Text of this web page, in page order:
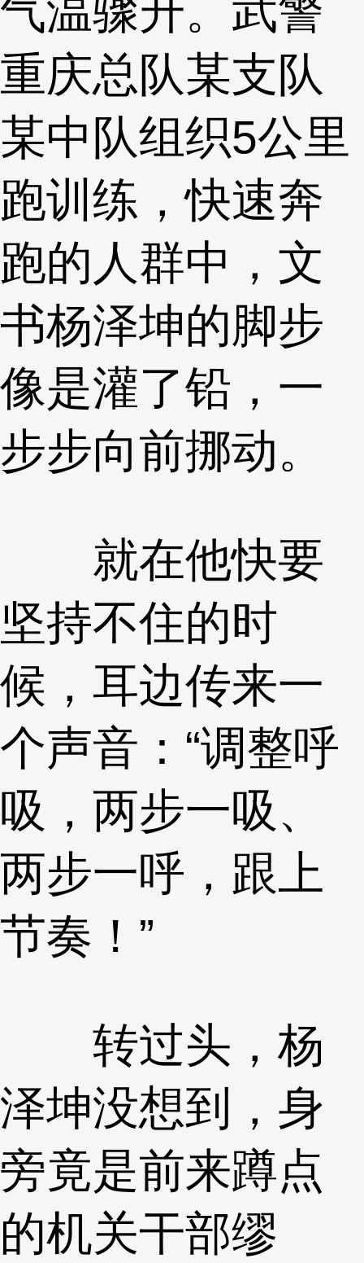
气温骤升。武警
重庆总队某支队
某中队组织5公里
跑训练，快速奔
跑的人群中，文
书杨泽坤的脚步
像是灌了铅，一
步步向前挪动。
就在他快要
坚持不住的时
候，耳边传来一
个声音：“调整呼
吸，两步一吸、
两步一呼，跟上
节奏！”
转过头，杨
泽坤没想到，身
旁竟是前来蹲点
的机关干部缪